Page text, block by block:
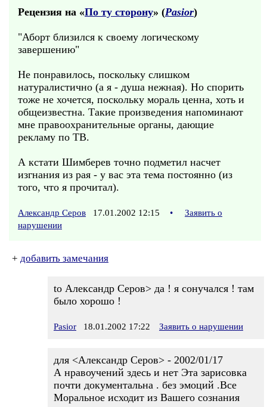
Рецензия на «По ту сторону» (Pasior)
"Аборт близился к своему логическому
завершению"
Не понравилось, поскольку слишком
натуралистично (а я - душа нежная). Но спорить
тоже не хочется, поскольку мораль ценна, хоть и
общеизвестна. Такие произведения напоминают
мне правоохранительные органы, дающие
рекламу по ТВ.
А кстати Шимберев точно подметил насчет
изгнания из рая - у вас эта тема постоянно (из
того, что я прочитал).
Александр Серов 17.01.2002 12:15 •
Заявить о
нарушении
+ добавить замечания
to Александр Серов> да ! я сонучался ! там
было хорошо !
Pasior 18.01.2002 17:22 Заявить о нарушении
для <Александр Серов> - 2002/01/17
А нравоучений здесь и нет Эта зарисовка
почти документальна . без эмоций .Все
Моральное исходит из Вашего сознания